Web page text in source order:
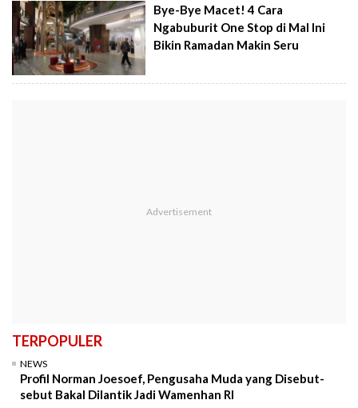
Bye-Bye Macet! 4 Cara
Ngabuburit One Stop di Mal Ini
Bikin Ramadan Makin Seru
TERPOPULER
NEWS
Profil Norman Joesoef, Pengusaha Muda yang Disebut-
sebut Bakal Dilantik Jadi Wamenhan RI